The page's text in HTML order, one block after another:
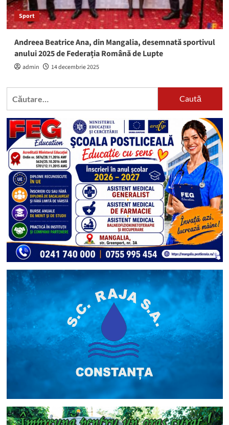
Sport
Andreea Beatrice Ana, din Mangalia, desemnată sportivul
anului 2025 de Federația Română de Lupte
admin 14 decembrie 2025